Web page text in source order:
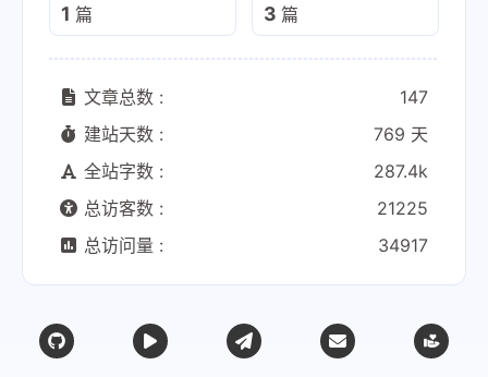
1 篇 3 篇
文章总数 :
147
建站天数 :
769 天
全站字数 :
287.4k
总访客数 :
21225
总访问量 :
34917